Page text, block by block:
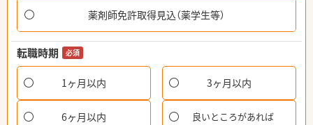
薬剤師免許取得見込（薬学生等）
転職時期 必須
1ヶ月以内 3ヶ月以内
6ヶ月以内 良いところがあれば